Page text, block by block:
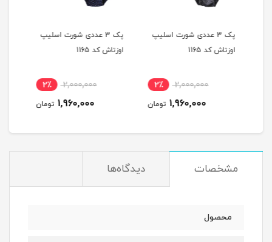
پک 3 عددی شورت اسلیپ
اوزتاش کد 1165
2,000,000 2٪
1,960,000 تومان
پک 3 عددی شورت اسلیپ
اوزتاش کد 1165
2,000,000 2٪
1,960,000 تومان
مشخصات دیدگاه‌ها
محصول